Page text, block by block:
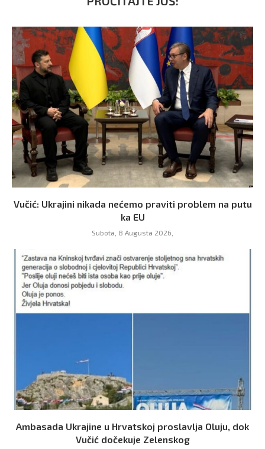
Vučić: Ukrajini nikada nećemo praviti problem na putu
ka EU
Subota, 8 Augusta 2026,
Ambasada Ukrajine u Hrvatskoj proslavlja Oluju, dok
Vučić dočekuje Zelenskog